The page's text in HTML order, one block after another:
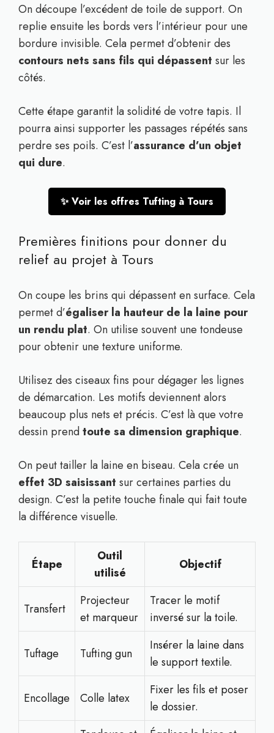
On découpe l’excédent de toile de support. On
replie ensuite les bords vers l’intérieur pour une
bordure invisible. Cela permet d’obtenir des
contours nets sans fils qui dépassent sur les
côtés.
Cette étape garantit la solidité de votre tapis. Il
pourra ainsi supporter les passages répétés sans
perdre ses poils. C’est l’assurance d’un objet
qui dure.
✨ Voir les offres Tufting à Tours
Premières finitions pour donner du
relief au projet à Tours
On coupe les brins qui dépassent en surface. Cela
permet d’égaliser la hauteur de la laine pour
un rendu plat. On utilise souvent une tondeuse
pour obtenir une texture uniforme.
Utilisez des ciseaux fins pour dégager les lignes
de démarcation. Les motifs deviennent alors
beaucoup plus nets et précis. C’est là que votre
dessin prendtoute sa dimension graphique.
On peut tailler la laine en biseau. Cela crée un
effet 3D saisissant sur certaines parties du
design. C’est la petite touche finale qui fait toute
la différence visuelle.
Étape
Outil
utilisé
Objectif
Transfert
Projecteur
et marqueur
Tracer le motif
inversé sur la toile.
Tuftage Tufting gun
Insérer la laine dans
le support textile.
Encollage Colle latex
Fixer les fils et poser
le dossier.